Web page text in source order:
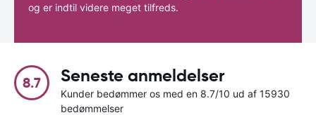
og er indtil videre meget tilfreds.
8.7 Seneste anmeldelser
Kunder bedømmer os med en 8.7/10 ud af 15930
bedømmelser